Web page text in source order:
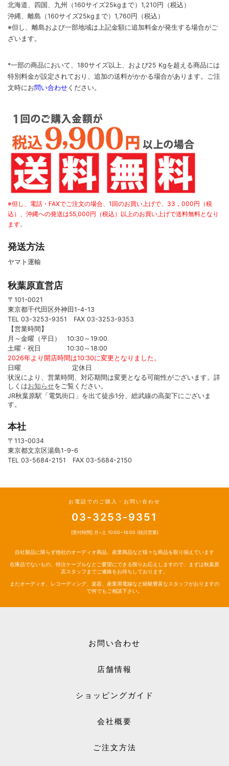
北海道、四国、九州 （160サイズ25kgまで） 1,210円（税込）
沖縄、離島 （160サイズ25kgまで） 1,760円（税込）
※但し、離島および一部地域は上記金額に追加料金が発生する場合がご
ざいます。
*一部の商品において、180サイズ以上、および25 Kgを超える商品には
特別料金が設定されており、追加の送料がかかる場合があります。
ご注
文時に お問い合わせ ください。
※但し、電話・FAXでご注文の場合、1回のお買い上げで、33，000円（税
込）、沖縄への発送は55,000円（税込）以上のお買い上げで送料無料となり
ます。
発送方法
ヤマト運輸
秋葉原直営店
〒101-0021
東京都千代田区外神田1-4-13
TEL 03-3253-9351 FAX 03-3253-9353
【営業時間】
月～金曜（平日） 10:30～19:00
土曜・祝日 10:30～18:00
2026年より開店時間は10:30に変更となりました。
日曜 定休日
状況により、営業時間、対応期間は変更となる可能性がございます。詳
しくはお知らせをご覧ください。
JR秋葉原駅「電気街口」を出て徒歩1分、総武線の高架下にございま
す。
本社
〒113-0034
東京都文京区湯島1-9-6
TEL 03-5684-2151 FAX 03-5684-2150
お電話でのご購入・お問い合わせ
03-3253-9351
[受付時間] 月~土 10:00~18:00 (祝日営業)
自社製品に限らず他社のオーディオ商品、産業商品など様々な商品を取り揃えています
在庫品でないもの、特注ケーブルなどご要望にできる限りお応えしますので、まずは秋葉原
店スタッフまでご連絡をお待ちしております。
またオーディオ、レコーディング、楽器、産業用電線など経験豊富なスタッフがおりますの
で何でもご相談下さい。
お問い合わせ
店舗情報
ショッピングガイド
会社概要
ご注文方法